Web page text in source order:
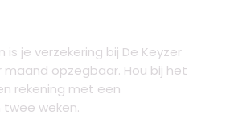
je verzekering bij De Keyzer
maand opzegbaar. Hou bij het
rekening met een
twee weken.